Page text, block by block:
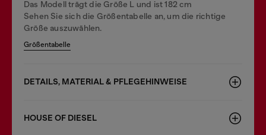
Das Modell trägt die Größe L und ist 182 cm
Sehen Sie sich die Größentabelle an, um die richtige
Größe auszuwählen.
Größentabelle
DETAILS, MATERIAL & PFLEGEHINWEISE
HOUSE OF DIESEL